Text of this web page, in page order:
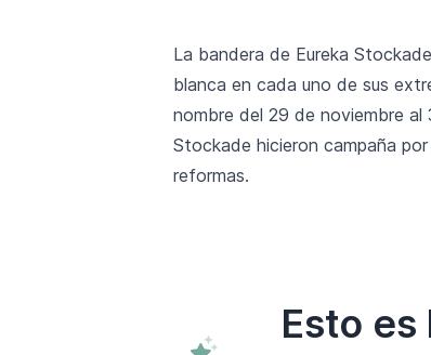
La bandera de Eureka
blanca en cada uno de sus
nombre del 29 de noviembre al
Stockade hicieron campaña
reformas.
Esto